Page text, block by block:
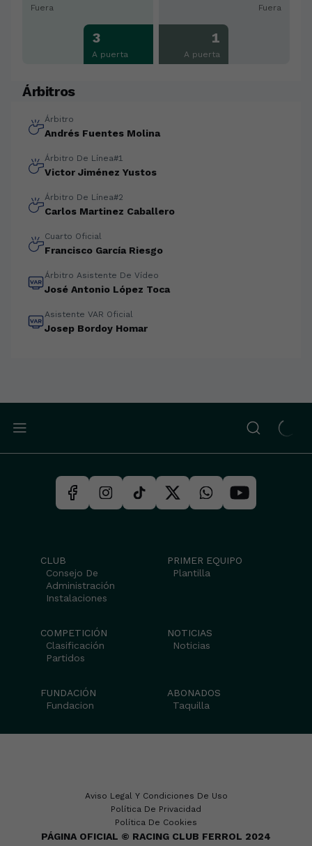
Fuera
3
A puerta
Fuera
1
A puerta
Árbitros
Árbitro
Andrés Fuentes Molina
Árbitro De Línea#1
Victor Jiménez Yustos
Árbitro De Línea#2
Carlos Martinez Caballero
Cuarto Oficial
Francisco García Riesgo
Árbitro Asistente De Vídeo
José Antonio López Toca
Asistente VAR Oficial
Josep Bordoy Homar
CLUB
Consejo De
Administración
Instalaciones
PRIMER EQUIPO
Plantilla
COMPETICIÓN
Clasificación
Partidos
NOTICIAS
Noticias
FUNDACIÓN
Fundacion
ABONADOS
Taquilla
Aviso Legal Y Condiciones De Uso
Política De Privacidad
Política De Cookies
PÁGINA OFICIAL © RACING CLUB FERROL 2024